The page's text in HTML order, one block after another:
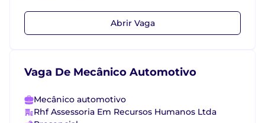
Abrir Vaga
Vaga De Mecânico Automotivo
Mecânico automotivo
Rhf Assessoria Em Recursos Humanos Ltda